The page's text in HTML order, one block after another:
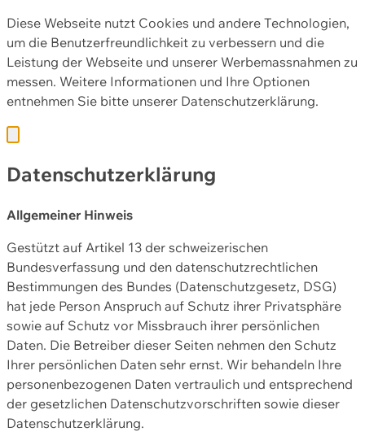
Diese Webseite nutzt Cookies und andere Technologien,
um die Benutzerfreundlichkeit zu verbessern und die
Leistung der Webseite und unserer Werbemassnahmen zu
messen. Weitere Informationen und Ihre Optionen
entnehmen Sie bitte unserer Datenschutzerklärung.
Datenschutzerklärung
Allgemeiner Hinweis
Gestützt auf Artikel 13 der schweizerischen
Bundesverfassung und den datenschutzrechtlichen
Bestimmungen des Bundes (Datenschutzgesetz, DSG)
hat jede Person Anspruch auf Schutz ihrer Privatsphäre
sowie auf Schutz vor Missbrauch ihrer persönlichen
Daten. Die Betreiber dieser Seiten nehmen den Schutz
Ihrer persönlichen Daten sehr ernst. Wir behandeln Ihre
personenbezogenen Daten vertraulich und entsprechend
der gesetzlichen Datenschutzvorschriften sowie dieser
Datenschutzerklärung.